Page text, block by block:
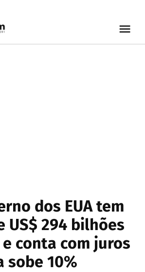
dos EUA tem
US$ 294 bilhões
conta com juros
sobe 10%